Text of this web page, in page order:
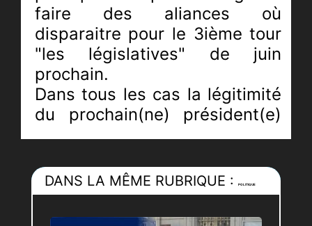
faire des aliances où
disparaitre pour le 3ième tour
"les législatives" de juin
prochain.
Dans tous les cas la légitimité
du prochain(ne) président(e)
sera soumise voire insoumise
une représentation
démocratique à bout de
soufle...
DANS LA MÊME RUBRIQUE :POLITIQUE